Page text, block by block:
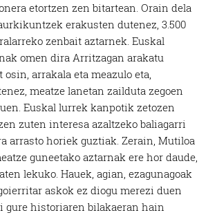
etortzen zen bitartean. Orain dela
erakusten dutenez, 3.500
zenbait aztarnek. Euskal
omen dira Arritzagan arakatu
arrakala eta meazulo eta,
meatze lanetan zailduta zegoen
Euskal lurrek kanpotik zetozen
zuten interesa azaltzeko baliagarri
arrasto horiek guztiak. Zerain, Mutiloa
guneetako aztarnak ere hor daude,
lekuko. Hauek, agian, ezagunagoak
askok ez diogu merezi duen
gure historiaren bilakaeran hain